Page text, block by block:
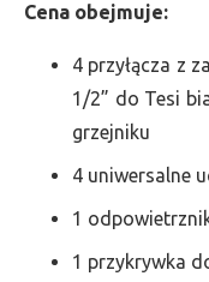
Cena obejmuje:
4 przyłącza z
1/2” do Tesi
grzejniku
4 uniwersalne
1
1 przykrywka